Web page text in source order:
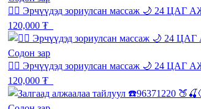
💆‍♂️ Эрчүүдэд зориулсан массаж 🌙 24
120,000 ₮
Содон зар
💆‍♂️ Эрчүүдэд зориулсан массаж 🌙 24
120,000 ₮